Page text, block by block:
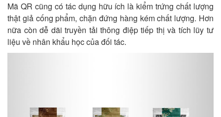
Mã QR cũng có tác dụng hữu ích là kiểm trứng chất lượng
thật giả cống phẩm, chặn đứng hàng kém chất lượng. Hơn
nữa còn dễ dãi truyền tải thông điệp tiếp thị và tích lũy tư
liệu về nhân khẩu học của đối tác.